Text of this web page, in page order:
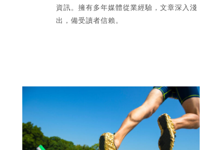
資訊。擁有多年媒體從業經驗，文章深入淺
出，備受讀者信賴。